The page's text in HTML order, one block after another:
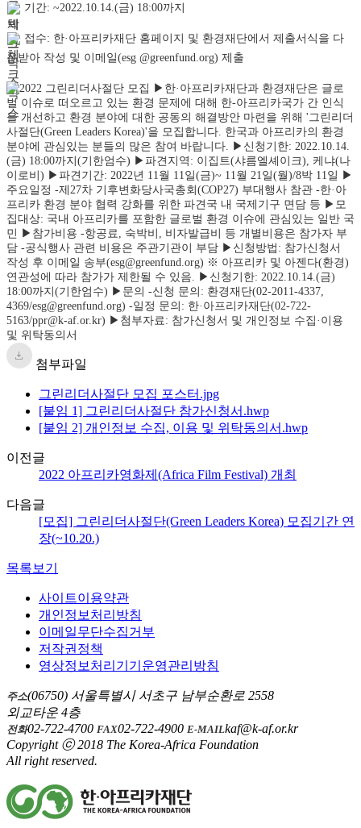
기간: ~2022.10.14.(금) 18:00까지
접수: 한· 아프리카재단 홈페이지 및 환경재단에서 제출서식을 다
운받아 작성 및 이메일(esg @greenfund.org) 제출
첨부파일
그린리더사절단 모집 포스터.jpg
[붙임 1] 그린리더사절단 참가신청서.hwp
[붙임 2] 개인정보 수집, 이용 및 위탁동의서.hwp
이전글
2022 아프리카영화제(Africa Film Festival) 개최
다음글
[모집] 그린리더사절단(Green Leaders Korea) 모집기간 연
장(~10.20.)
목록보기
사이트이용약관
개인정보처리방침
이메일무단수집거부
저작권정책
영상정보처리기기운영관리방침
주소(06750) 서울특별시 서초구 남부순환로 2558
외교타운 4층
전화02-722-4700 FAX02-722-4900 E-MAILkaf@k-af.or.kr
Copyright ⓒ 2018 The Korea-Africa Foundation
All right reserved.